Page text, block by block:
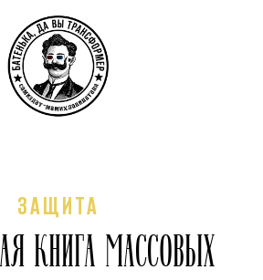
ЗАЩИТА
КНИГА МАССОВЫХ